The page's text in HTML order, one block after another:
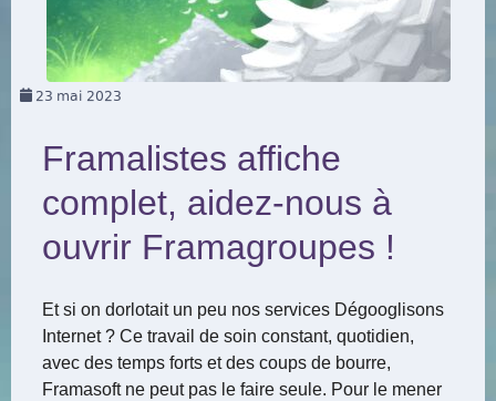
23 mai 2023
Framalistes affiche
complet, aidez-nous à
ouvrir Framagroupes !
Et si on dorlotait un peu nos services Dégooglisons
Internet ? Ce travail de soin constant, quotidien,
avec des temps forts et des coups de bourre,
Framasoft ne peut pas le faire seule. Pour le mener